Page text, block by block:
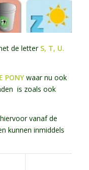
de letter S, T, U.
PONYwaar nu ook
is zoals ook
vanaf de
kunnen inmiddels